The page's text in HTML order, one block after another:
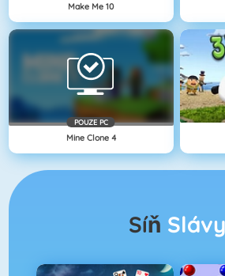
Make Me 10
POUZE PC
Mine Clone 4
Síň Slávy